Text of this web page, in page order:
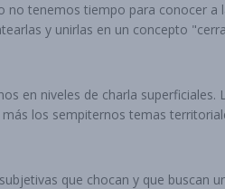
no tenemos tiempo para conocer a
y unirlas en un concepto
en niveles de charla
los sempiternos temas
que chocan y que buscan